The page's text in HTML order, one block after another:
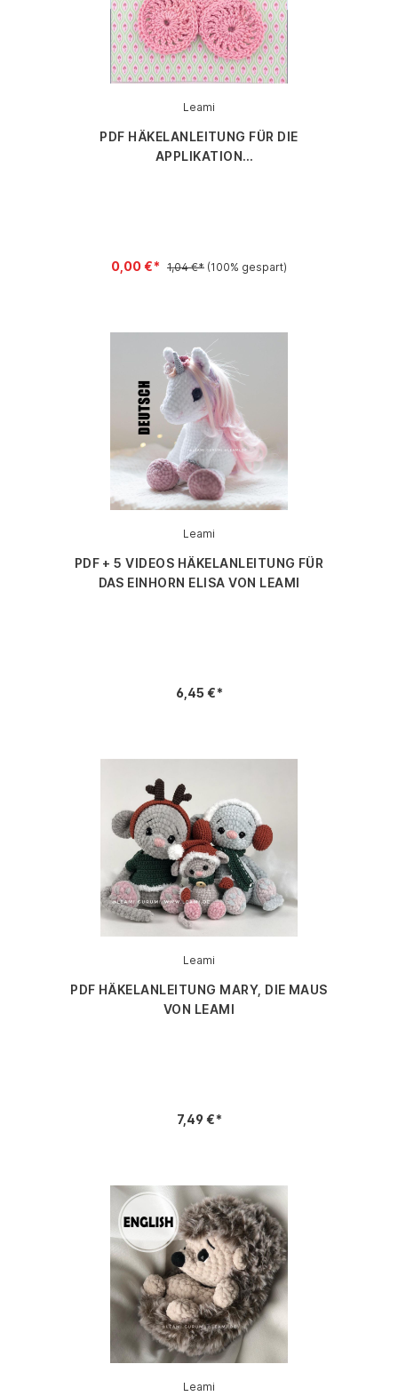
Leami
PDF HÄKELANLEITUNG FÜR DIE
APPLIKATION
0,00 €* 1,04 €* (100% gespart)
Leami
PDF + 5 VIDEOS HÄKELANLEITUNG FÜR
DAS EINHORN ELISA VON LEAMI
6,45 €*
Leami
PDF HÄKELANLEITUNG MARY, DIE MAUS
VON LEAMI
7,49 €*
Leami